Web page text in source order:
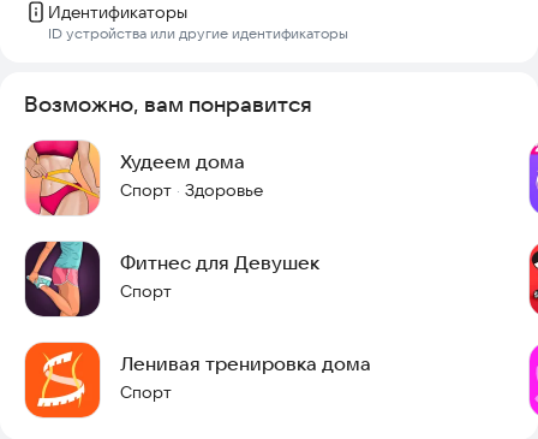
Идентификаторы
ID устройства или другие идентификаторы
Возможно, вам понравится
Худеем дома
Спорт · Здоровье
Фитнес для Девушек
Спорт
Ленивая тренировка дома
Спорт